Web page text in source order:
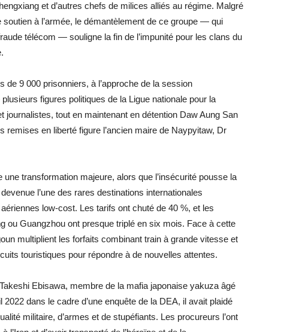
et d’autres chefs de milices alliés au régime. Malgré
à l’armée, le démantèlement de ce groupe — qui
télécom — souligne la fin de l’impunité pour les clans du
de 9 000 prisonniers, à l’approche de la session
figures politiques de la Ligue nationale pour la
tout en maintenant en détention Daw Aung San
en liberté figure l’ancien maire de Naypyitaw, Dr
transformation majeure, alors que l’insécurité pousse la
l’une des rares destinations internationales
low-cost. Les tarifs ont chuté de 40 %, et les
ou Guangzhou ont presque triplé en six mois. Face à cette
multiplient les forfaits combinant train à grande vitesse et
touristiques pour répondre à de nouvelles attentes.
Ebisawa, membre de la mafia japonaise yakuza âgé
dans le cadre d’une enquête de la DEA, il avait plaidé
militaire, d’armes et de stupéfiants. Les procureurs l’ont